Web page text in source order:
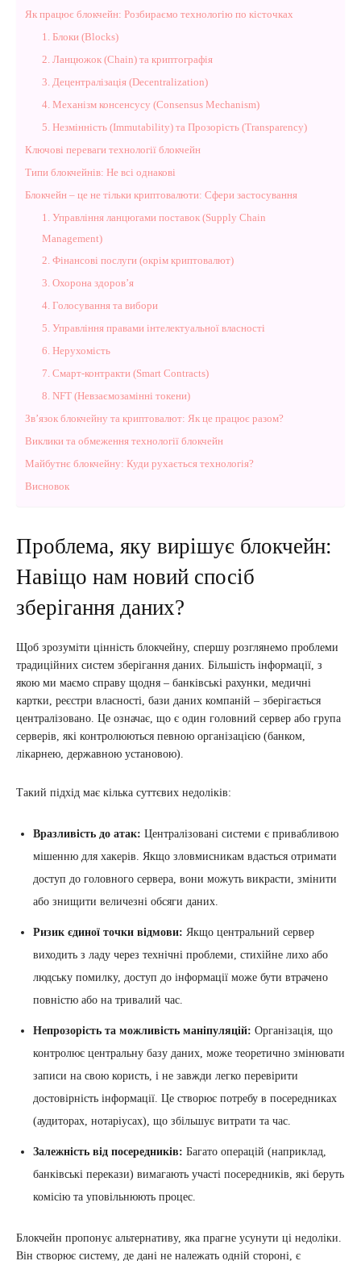
Як працює блокчейн: Розбираємо технологію по кісточках
1. Блоки (Blocks)
2. Ланцюжок (Chain) та криптографія
3. Децентралізація (Decentralization)
4. Механізм консенсусу (Consensus Mechanism)
5. Незмінність (Immutability) та Прозорість (Transparency)
Ключові переваги технології блокчейн
Типи блокчейнів: Не всі однакові
Блокчейн – це не тільки криптовалюти: Сфери застосування
1. Управління ланцюгами поставок (Supply Chain
Management)
2. Фінансові послуги (окрім криптовалют)
3. Охорона здоров’я
4. Голосування та вибори
5. Управління правами інтелектуальної власності
6. Нерухомість
7. Смарт-контракти (Smart Contracts)
8. NFT (Невзаємозамінні токени)
Зв’язок блокчейну та криптовалют: Як це працює разом?
Виклики та обмеження технології блокчейн
Майбутнє блокчейну: Куди рухається технологія?
Висновок
Проблема, яку вирішує блокчейн:
Навіщо нам новий спосіб
зберігання даних?
Щоб зрозуміти цінність блокчейну, спершу розглянемо проблеми
традиційних систем зберігання даних. Більшість інформації, з
якою ми маємо справу щодня – банківські рахунки, медичні
картки, реєстри власності, бази даних компаній – зберігається
централізовано. Це означає, що є один головний сервер або група
серверів, які контролюються певною організацією (банком,
лікарнею, державною установою).
Такий підхід має кілька суттєвих недоліків:
Вразливість до атак: Централізовані системи є привабливою
мішенню для хакерів. Якщо зловмисникам вдасться отримати
доступ до головного сервера, вони можуть викрасти, змінити
або знищити величезні обсяги даних.
Ризик єдиної точки відмови: Якщо центральний сервер
виходить з ладу через технічні проблеми, стихійне лихо або
людську помилку, доступ до інформації може бути втрачено
повністю або на тривалий час.
Непрозорість та можливість маніпуляцій: Організація, що
контролює центральну базу даних, може теоретично змінювати
записи на свою користь, і не завжди легко перевірити
достовірність інформації. Це створює потребу в посередниках
(аудиторах, нотаріусах), що збільшує витрати та час.
Залежність від посередників: Багато операцій (наприклад,
банківські перекази) вимагають участі посередників, які беруть
комісію та уповільнюють процес.
Блокчейн пропонує альтернативу, яка прагне усунути ці недоліки.
Він створює систему, де дані не належать одній стороні, є